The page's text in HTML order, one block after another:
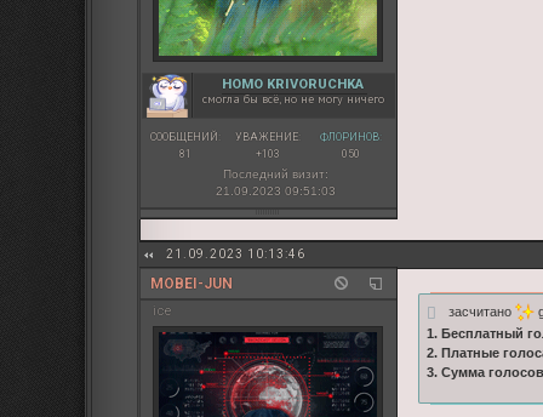
HOMO KRIVORUCHKA
смогла бы всё, но не могу ничего
СООБЩЕНИЙ:
81
УВАЖЕНИЕ:
+103
ФЛОРИНОВ:
050
Последний визит:
21.09.2023 09:51:03
21.09.2023 10:13:46
MOBEI-JUN
ice засчитано
1. Бесплатный
2. Платные
3. Сумма